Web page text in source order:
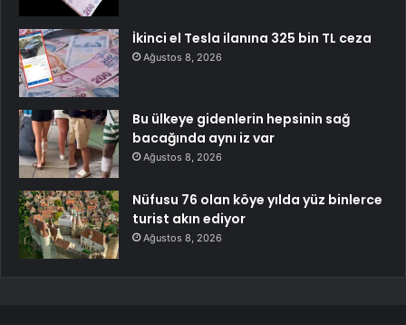
İkinci el Tesla ilanına 325 bin TL ceza
Ağustos 8, 2026
Bu ülkeye gidenlerin hepsinin sağ
bacağında aynı iz var
Ağustos 8, 2026
Nüfusu 76 olan köye yılda yüz binlerce
turist akın ediyor
Ağustos 8, 2026